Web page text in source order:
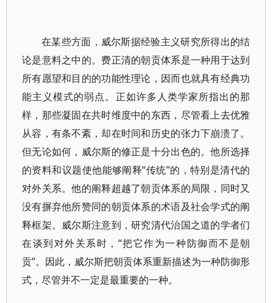
在某些方面，威尔斯据经验主义研究所得出的结
论是意料之中的。费正清的朝贡体系是一种用于达到
所有愿望和目的的功能性理论，因而也就具有经典功
能主义模式的弱点。正如许多人类学家所指出的那
样，那些凝固在共时维度中的东西，尽管看上去优雅
从容，有条不紊，却在时间和历史的张力下崩溃了。
但无论如何，威尔斯的修正是十分出色的。他所选择
的资料和议题使他能够阐释“传统”的，特别是清代的
对外关系。他的阐释超越了朝贡体系的局限，同时又
没有摒弃他所赞同的朝贡体系的术语及社会学式的阐
释框架。威尔斯注意到，研究清代治国之道的学者们
在谈到对外关系时，“把它作为一种防御而不是朝
贡”。因此，威尔斯把朝贡体系重新描述为一种防御形
式，尽管并不一定是最重要的一种。